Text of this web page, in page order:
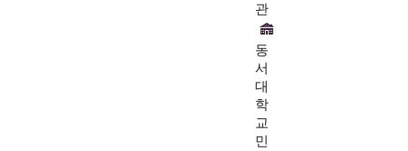
관
동
서
대
학
교
민